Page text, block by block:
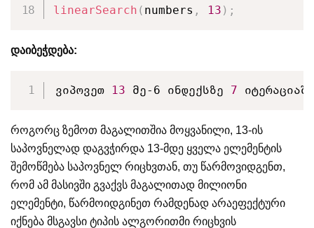
linearSearch ( numbers , 13 ) ;
დაიბეჭდება:
ვიპოვეთ 13 მე-6 ინდექსზე 7
როგორც ზემოთ მაგალითშია მოყვანილი, 13-ის
საპოვნელად დაგვჭირდა 13-მდე ყველა ელემენტის
შემოწმება საპოვნელ რიცხვთან, თუ წარმოვიდგენთ,
რომ ამ მასივში გვაქვს მაგალითად მილიონი
ელემენტი, წარმოიდგინეთ რამდენად არაეფექტური
იქნება მსგავსი ტიპის ალგორითმი რიცხვის